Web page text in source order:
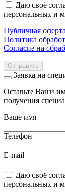
Даю своё
персональных и
Публичная оферта
Политика
Согласие на
Отправить
Заявка на
Оставьте Ваши
получения
Ваше имя
Телефон
E-mail
Даю своё
персональных и